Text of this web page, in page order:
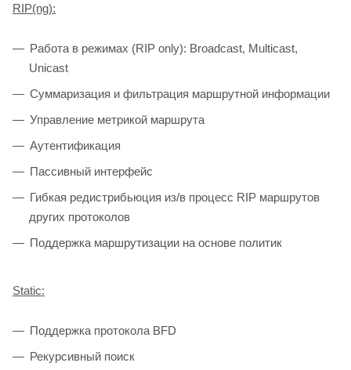
RIP(ng):
Работа в режимах (RIP only): Broadcast, Multicast,
Unicast
Суммаризация и фильтрация маршрутной информации
Управление метрикой маршрута
Аутентификация
Пассивный интерфейс
Гибкая редистрибьюция из/в процесс RIP маршрутов
других протоколов
Поддержка маршрутизации на основе политик
Static:
Поддержка протокола BFD
Рекурсивный поиск